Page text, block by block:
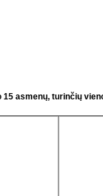
asmenų, turinčių